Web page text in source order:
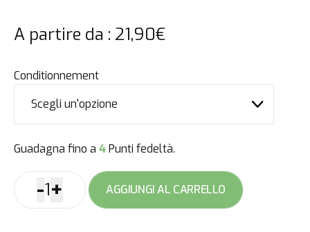
A partire da : 21,90€
Conditionnement
Guadagna fino a 4Punti fedeltà.
Sanalio
-1+ AGGIUNGI AL CARRELLO